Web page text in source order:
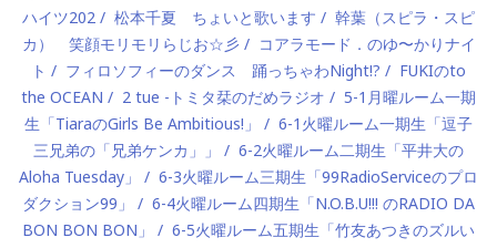
ハイツ202
松本千夏 ちょいと歌います
幹葉（スピラ・スピ
カ） 笑顔モリモリらじお☆彡
コアラモード．のゆ〜かりナイ
ト
フィロソフィーのダンス 踊っちゃわNight!?
FUKIのto
the OCEAN
2 tue -トミタ栞のだめラジオ
5-1月曜ルーム一期
生「TiaraのGirls Be Ambitious!」
6-1火曜ルーム一期生「逗子
三兄弟の「兄弟ケンカ」」
6-2火曜ルーム二期生「平井大の
Aloha Tuesday」
6-3火曜ルーム三期生「99RadioServiceのプロ
ダクション99」
6-4火曜ルーム四期生「N.O.B.U!!! のRADIO DA
BON BON BON」
6-5火曜ルーム五期生「竹友あつきのズルい